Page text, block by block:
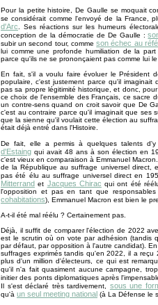
Pour la petite histoire, De Gaulle se moquait
se considérait comme l'envoyé de la France,
d'Arc. Ses réactions sur les humeurs
conception de la démocratie de De Gaulle :
subir un second tour, commeson échec au
lui comme une profonde humiliation de la
parce qu'ils ne se prononçaient pas comme lui
En fait, s'il a voulu faire évoluer le Président
populaire, c'est justement parce qu'il imaginait
pas sa propre légitimité historique, et donc,
ce choix de l'ensemble des Français, ce sacre
un contre-sens quand on croit savoir que De
c'est au contraire parce qu'il imaginait que ses
que la sienne qu'il voulait cette élection au
était déjà entré dans l'Histoire.
De fait, elle a permis à quelques talents
d'Estaing qui avait 48 ans à son élection en
c'est vieux en comparaison à Emmanuel
de la République au suffrage universel direct,
pas été élu au suffrage universel direct en
Mitterrand et Jacques Chirac qui ont été
l'opposition et pas en tant que
cohabitations), Emmanuel Macron est bien le
A-t-il été mal réélu ? Certainement pas.
Déjà, il suffit de comparer l'élection de 2022
est le scrutin où on vote par adhésion (tandis
par défaut, par opposition à l'autre candidat).
suffrages exprimés tandis qu'en 2022, il a
plus d'un million d'électeurs, ce qui est
qu'il n'a fait quasiment aucune campagne,
initier des ponts diplomatiques après
Il s'est déclaré très tardivement, sous une
qu'à un seul meeting national (à La Défense le